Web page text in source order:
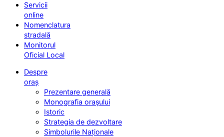
Servicii
online
Nomenclatura
stradală
Monitorul
Oficial Local
Despre
oraș
Prezentare generală
Monografia orașului
Istoric
Strategia de dezvoltare
Simbolurile Naționale